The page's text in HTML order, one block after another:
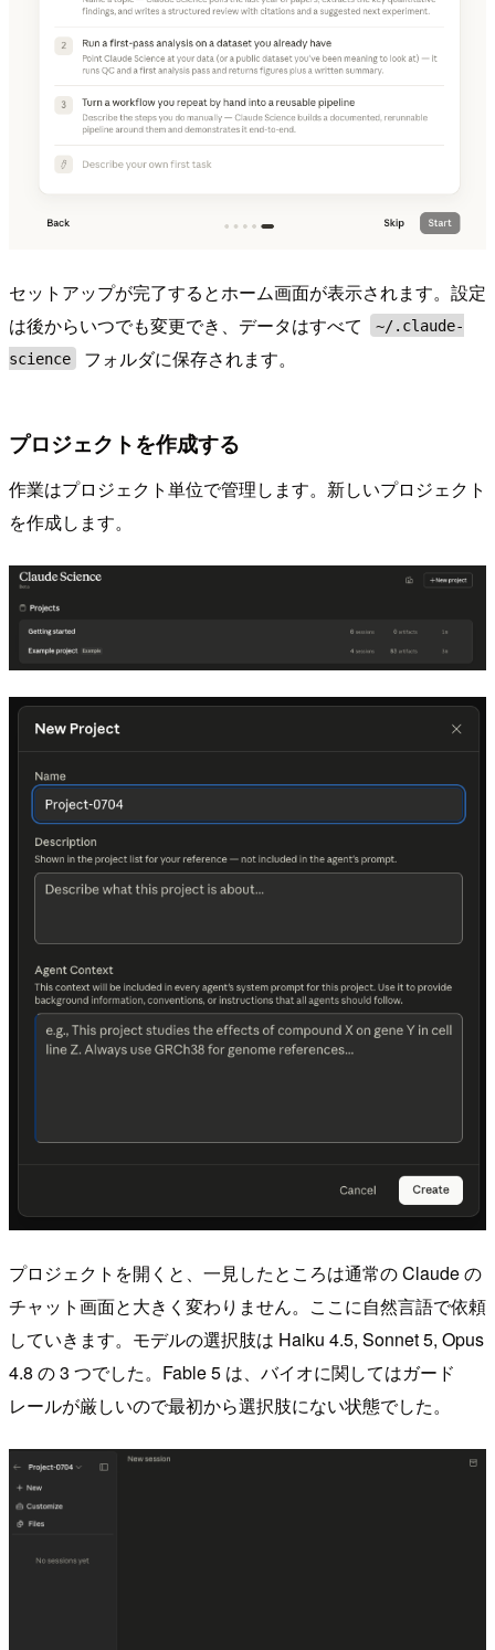
セットアップが完了するとホーム画面が表示されます。設定
は後からいつでも変更でき、データはすべて
~/.claude-
science
フォルダに保存されます。
プロジェクトを作成する
作業はプロジェクト単位で管理します。新しいプロジェクト
を作成します。
プロジェクトを開くと、一見したところは通常の Claude の
チャット画面と大きく変わりません。ここに自然言語で依頼
していきます。モデルの選択肢は Haiku 4.5, Sonnet 5, Opus
4.8 の 3 つでした。Fable 5 は、バイオに関してはガード
レールが厳しいので最初から選択肢にない状態でした。